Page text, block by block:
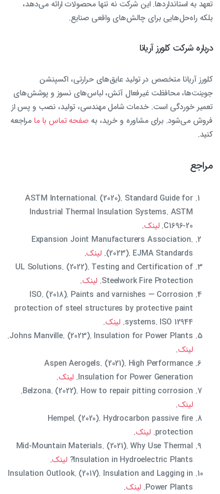
تعهد به استانداردها. این شرکت نه تنها محصولات ارائه می‌دهد،
بلکه راه‌حل‌هایی برای چالش‌های واقعی صنایع.
درباره شرکت کلورز آریانا
کلورز آریانا متخصص در تولید عایق‌های حرارتی، اکسپنشن
جوینت‌ها، محافظت غیرفعال آتش، لباس‌های نسوز و پوشش‌های
تعمیر خوردگی است. خدمات شامل مهندسی، تولید، نصب و پس از
فروش می‌شود. برای مشاوره و خرید، به صفحه تماس با ما مراجعه
کنید.
مراجع
ASTM International. (2020). Standard Guide for
Industrial Thermal Insulation Systems. ASTM
C1696-20. لینک.
Expansion Joint Manufacturers Association.
(2023). EJMA Standards. لینک.
UL Solutions. (2022). Testing and Certification of
Steelwork Fire Protection. لینک.
ISO. (2018). Paints and varnishes — Corrosion
protection of steel structures by protective paint
systems. ISO 12944. لینک.
Johns Manville. (2023). Insulation for Power Plants.
لینک.
Aspen Aerogels. (2021). High Performance
Insulation for Power Generation. لینک.
Belzona. (2022). How to repair pitting corrosion.
لینک.
Hempel. (2020). Hydrocarbon passive fire
protection. لینک.
Mid-Mountain Materials. (2021). Why Use Thermal
Insulation in Hydroelectric Plants? لینک.
Insulation Outlook. (2017). Insulation and Lagging in
Power Plants. لینک.